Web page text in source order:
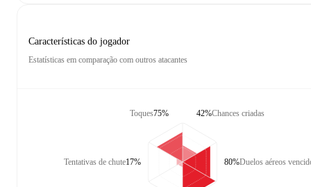
Características do jogador
Estatísticas em comparação com outros atacantes
Toques75%
Tentativas de chute17%
Chances criadas
42%
Duelos aéreos
80%